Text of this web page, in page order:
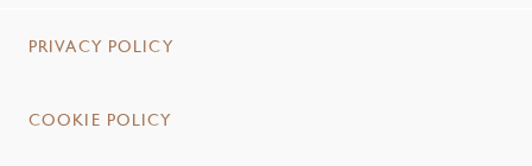
PRIVACY POLICY
COOKIE POLICY